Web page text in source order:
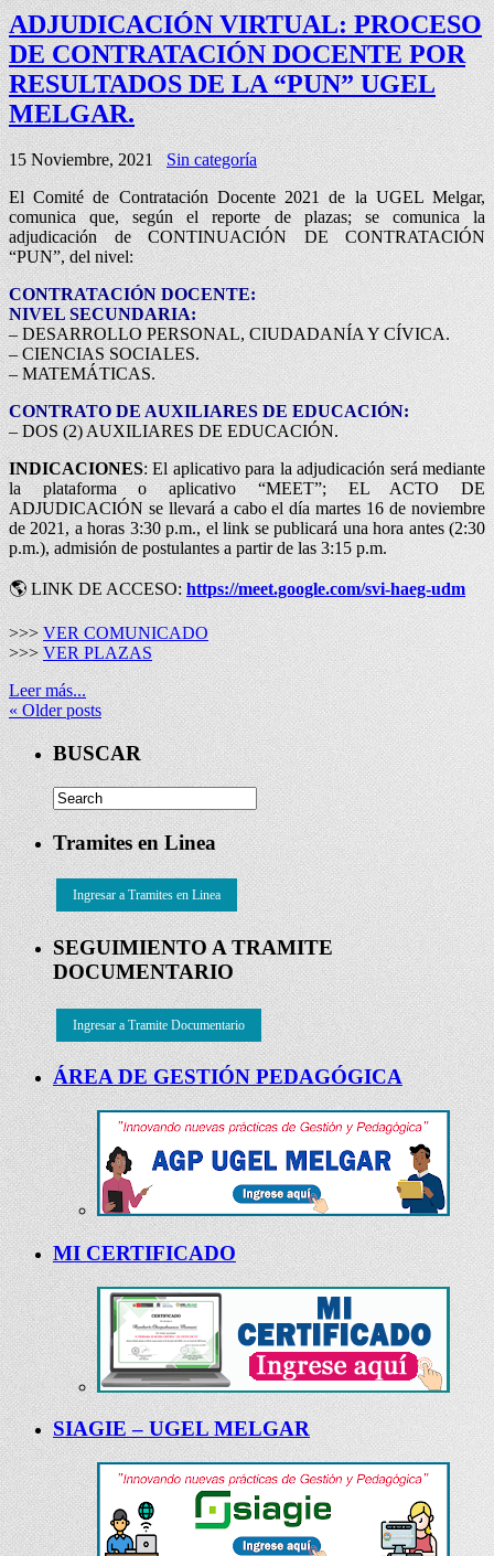
ADJUDICACIÓN VIRTUAL: PROCESO
DE CONTRATACIÓN DOCENTE POR
RESULTADOS DE LA “PUN” UGEL
MELGAR.
15 Noviembre, 2021
Sin categoría
El Comité de Contratación Docente 2021 de la UGEL Melgar,
comunica que, según el reporte de plazas; se comunica la
adjudicación de CONTINUACIÓN DE CONTRATACIÓN
“PUN”, del nivel:
CONTRATACIÓN DOCENTE:
NIVEL SECUNDARIA:
– DESARROLLO PERSONAL, CIUDADANÍA Y CÍVICA.
– CIENCIAS SOCIALES.
– MATEMÁTICAS.
CONTRATO DE AUXILIARES DE EDUCACIÓN:
– DOS (2) AUXILIARES DE EDUCACIÓN.
INDICACIONES: El aplicativo para la adjudicación será mediante
la plataforma o aplicativo “MEET”; EL ACTO DE
ADJUDICACIÓN se llevará a cabo el día martes 16 de noviembre
de 2021, a horas 3:30 p.m., el link se publicará una hora antes (2:30
p.m.), admisión de postulantes a partir de las 3:15 p.m.
🌎 LINK DE ACCESO: https://meet.google.com/svi-haeg-udm
>>>VER COMUNICADO
>>>VER PLAZAS
Leer más...
«Older posts
BUSCAR
Tramites en Linea
Ingresar a Tramites en Linea
SEGUIMIENTO A TRAMITE
DOCUMENTARIO
Ingresar a Tramite Documentario
ÁREA DE GESTIÓN PEDAGÓGICA
MI CERTIFICADO
SIAGIE – UGEL MELGAR